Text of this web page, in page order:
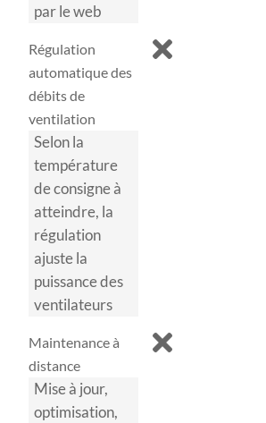
par le web
Régulation
automatique des
débits de
ventilation
Selon la
température
de consigne à
atteindre, la
régulation
ajuste la
puissance des
ventilateurs
Maintenance à
distance
Mise à jour,
optimisation,